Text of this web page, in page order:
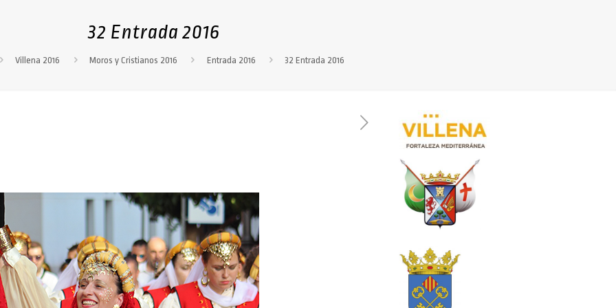
32 Entrada 2016
Villena 2016 Moros y Cristianos 2016 Entrada 2016 32 Entrada 2016